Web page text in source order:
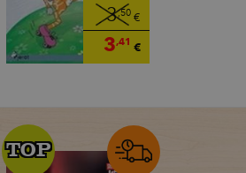
3,50€
3,41 €
TOP
TOP